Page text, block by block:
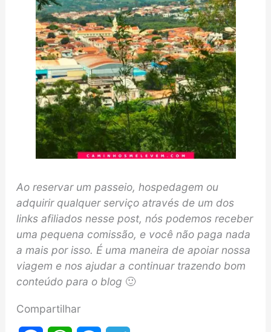
Ao reservar um passeio, hospedagem ou
adquirir qualquer serviço através de um dos
links afiliados nesse post, nós podemos receber
uma pequena comissão, e você não paga nada
a mais por isso. É uma maneira de apoiar nossa
viagem e nos ajudar a continuar trazendo bom
conteúdo para o blog 🙂
Compartilhar